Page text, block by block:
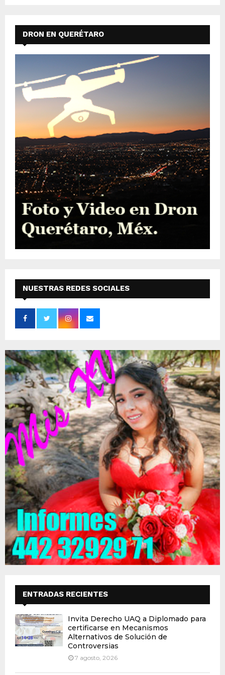
DRON EN QUERÉTARO
NUESTRAS REDES SOCIALES
ENTRADAS RECIENTES
Invita Derecho UAQ a Diplomado para
certificarse en Mecanismos
Alternativos de Solución de
Controversias
7 agosto, 2026